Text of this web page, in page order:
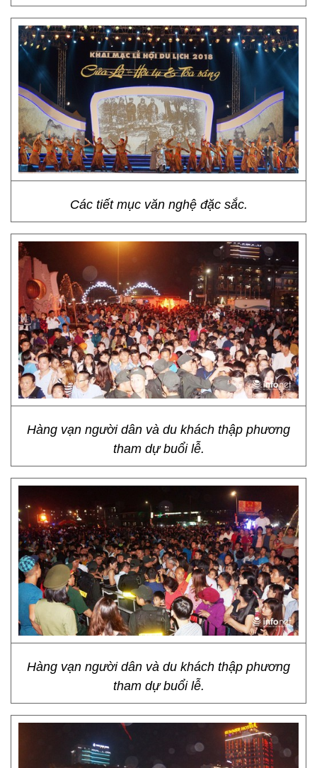
Các tiết mục văn nghệ đặc sắc.
Hàng vạn người dân và du khách thập phương
tham dự buổi lễ.
Hàng vạn người dân và du khách thập phương
tham dự buổi lễ.